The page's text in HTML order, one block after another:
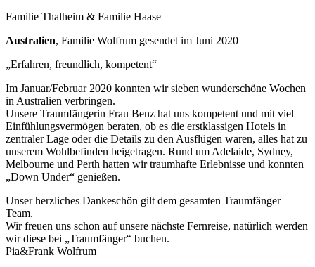
Familie Thalheim & Familie Haase
Australien, Familie Wolfrum gesendet im Juni 2020
„Erfahren, freundlich, kompetent“
Im Januar/Februar 2020 konnten wir sieben wunderschöne Wochen
in Australien verbringen.
Unsere Traumfängerin Frau Benz hat uns kompetent und mit viel
Einfühlungsvermögen beraten, ob es die erstklassigen Hotels in
zentraler Lage oder die Details zu den Ausflügen waren, alles hat zu
unserem Wohlbefinden beigetragen. Rund um Adelaide, Sydney,
Melbourne und Perth hatten wir traumhafte Erlebnisse und konnten
„Down Under“ genießen.
Unser herzliches Dankeschön gilt dem gesamten Traumfänger
Team.
Wir freuen uns schon auf unsere nächste Fernreise, natürlich werden
wir diese bei „Traumfänger“ buchen.
Pia&Frank Wolfrum